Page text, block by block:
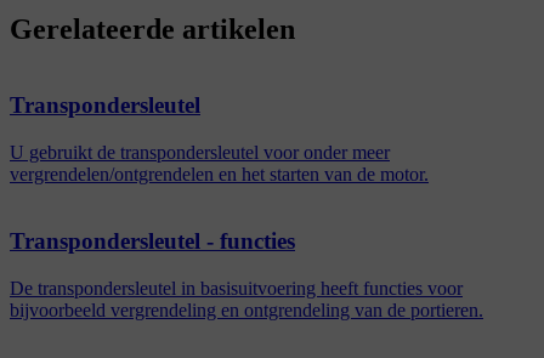
Gerelateerde artikelen
Transpondersleutel
U gebruikt de transpondersleutel voor onder meer
vergrendelen/ontgrendelen en het starten van de motor.
Transpondersleutel - functies
De transpondersleutel in basisuitvoering heeft functies voor
bijvoorbeeld vergrendeling en ontgrendeling van de portieren.